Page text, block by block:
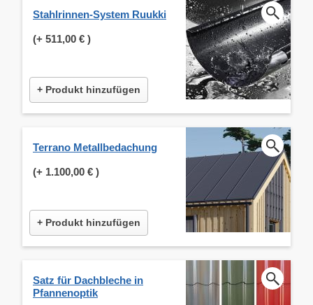
Stahlrinnen-System Ruukki
(+ 511,00 € )
+ Produkt hinzufügen
Terrano Metallbedachung
(+ 1.100,00 € )
+ Produkt hinzufügen
Satz für Dachbleche in
Pfannenoptik